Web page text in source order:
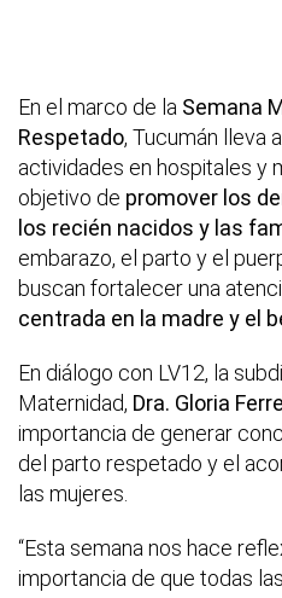
En el marco de la Semana
Respetado, Tucumán lleva
actividades en hospitales y
objetivo de promover los
los recién nacidos y las
embarazo, el parto y el
buscan fortalecer una
centrada en la madre y el
En diálogo con LV12, la
Maternidad, Dra. Gloria
importancia de generar
del parto respetado y el
las mujeres.
“Esta semana nos hace
importancia de que todas